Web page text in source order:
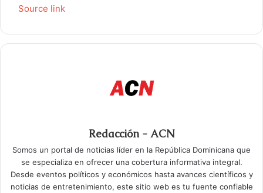
Source link
Redacción - ACN
Somos un portal de noticias líder en la República Dominicana que
se especializa en ofrecer una cobertura informativa integral.
Desde eventos políticos y económicos hasta avances científicos y
noticias de entretenimiento, este sitio web es tu fuente confiable